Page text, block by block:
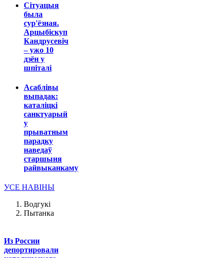
Сітуацыя
была
сур'ёзная.
Арцыбіскуп
Кандрусевіч
– ужо 10
дзён у
шпіталі
Асаблівы
выпадак:
каталіцкі
санктуарый
у
прыватным
парадку
наведаў
старшыня
райвыканкаму
УСЕ НАВІНЫ
Водгукі
Пытанка
Из России
депортировали